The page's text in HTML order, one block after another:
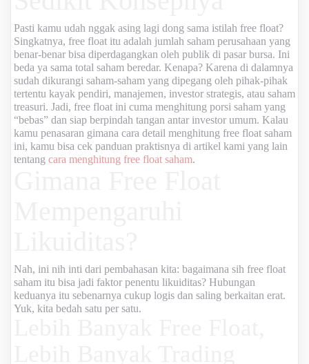
Pasti kamu udah nggak asing lagi dong sama istilah free float?
Singkatnya, free float itu adalah jumlah saham perusahaan yang
benar-benar bisa diperdagangkan oleh publik di pasar bursa. Ini
beda ya sama total saham beredar. Kenapa? Karena di dalamnya
sudah dikurangi saham-saham yang dipegang oleh pihak-pihak
tertentu kayak pendiri, manajemen, investor strategis, atau saham
treasuri. Jadi, free float ini cuma menghitung porsi saham yang
“bebas” dan siap berpindah tangan antar investor umum. Kalau
kamu penasaran gimana cara detail menghitung free float saham
ini, kamu bisa cek panduan praktisnya di artikel kami yang lain
tentang cara menghitung free float saham.
Nah, ini nih inti dari pembahasan kita: bagaimana sih free float
saham itu bisa jadi faktor penentu likuiditas? Hubungan
keduanya itu sebenarnya cukup logis dan saling berkaitan erat.
Yuk, kita bedah satu per satu.